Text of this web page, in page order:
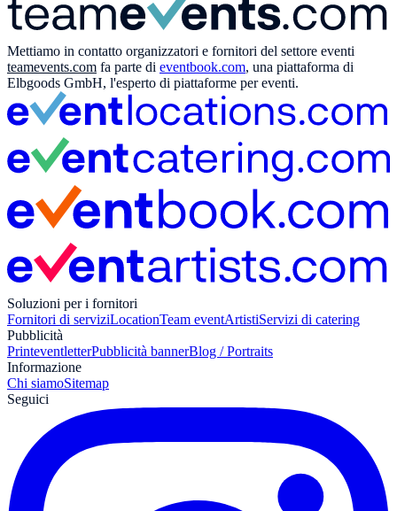
Mettiamo in contatto organizzatori e fornitori del settore eventi
teamevents.com fa parte di eventbook.com, una piattaforma di
Elbgoods GmbH, l'esperto di piattaforme per eventi.
Soluzioni per i fornitori
Fornitori di serviziLocationTeam eventArtistiServizi di catering
Pubblicità
PrinteventletterPubblicità bannerBlog / Portraits
Informazione
Chi siamoSitemap
Seguici